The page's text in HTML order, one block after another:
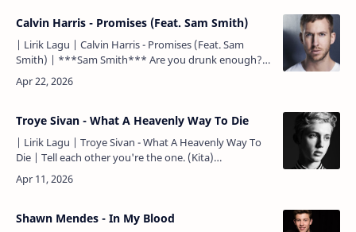
Calvin Harris - Promises (Feat. Sam Smith)
| Lirik Lagu | Calvin Harris - Promises (Feat. Sam
Smith) | ***Sam Smith*** Are you drunk enough?
Apa kau cukup mabuk? Not to judge what I'm doin'
Bukan untuk …
Troye Sivan - What A Heavenly Way To Die
| Lirik Lagu | Troye Sivan - What A Heavenly Way To
Die | Tell each other you're the one. (Kita)
mengatakan pada satu sama lain "kau adalah satu-
satunya". While…
Shawn Mendes - In My Blood